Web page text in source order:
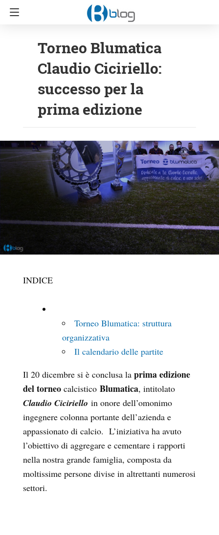
Torneo Blumatica
Claudio Ciciriello:
successo per la
prima edizione
INDICE
Torneo Blumatica: struttura
organizzativa
Il calendario delle partite
Il 20 dicembre si è conclusa la prima edizione
del torneo calcistico Blumatica, intitolato
Claudio Ciciriello in onore dell’omonimo
ingegnere colonna portante dell’azienda e
appassionato di calcio. L’iniziativa ha avuto
l’obiettivo di aggregare e cementare i rapporti
nella nostra grande famiglia, composta da
moltissime persone divise in altrettanti numerosi
settori.